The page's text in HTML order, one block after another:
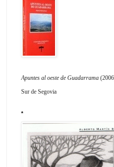
Apuntes al oeste de Guadarrama
Sur de Segovia
*